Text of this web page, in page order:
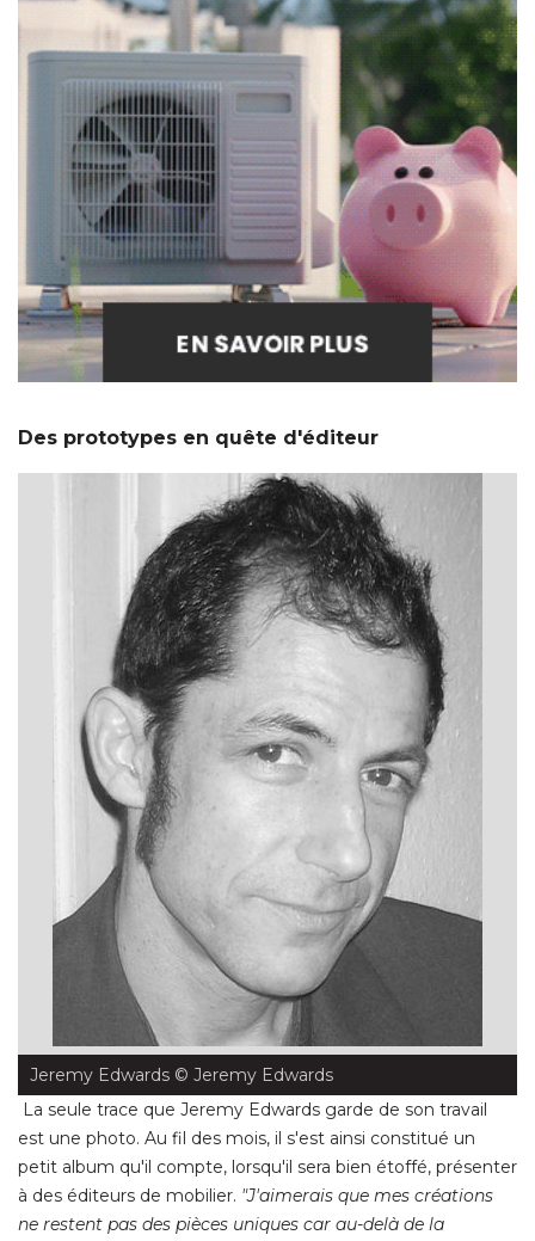
Des prototypes en quête d'éditeur
Jeremy Edwards © Jeremy Edwards
La seule trace que Jeremy Edwards garde de son travail
est une photo. Au fil des mois, il s'est ainsi constitué un
petit album qu'il compte, lorsqu'il sera bien étoffé, présenter
à des éditeurs de mobilier. "J'aimerais que mes créations
ne restent pas des pièces uniques car au-delà de la